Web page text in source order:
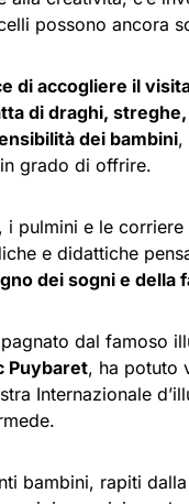
possono ancora
di accogliere il
di draghi,
dei bambini,
grado di offrire.
pulmini e le
e didattiche
dei sogni e della
dal famoso
Puybaret, ha potuto
Internazionale
bambini, rapiti